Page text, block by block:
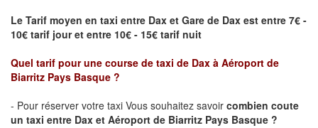
Le Tarif moyen en taxi entre Dax et Gare de Dax est entre 7€ -
10€ tarif jour et entre 10€ - 15€ tarif nuit
Quel tarif pour une course de taxi de Dax à Aéroport de
Biarritz Pays Basque ?
- Pour réserver votre taxi Vous souhaitez savoir combien coute
un taxi entre Dax et Aéroport de Biarritz Pays Basque ?